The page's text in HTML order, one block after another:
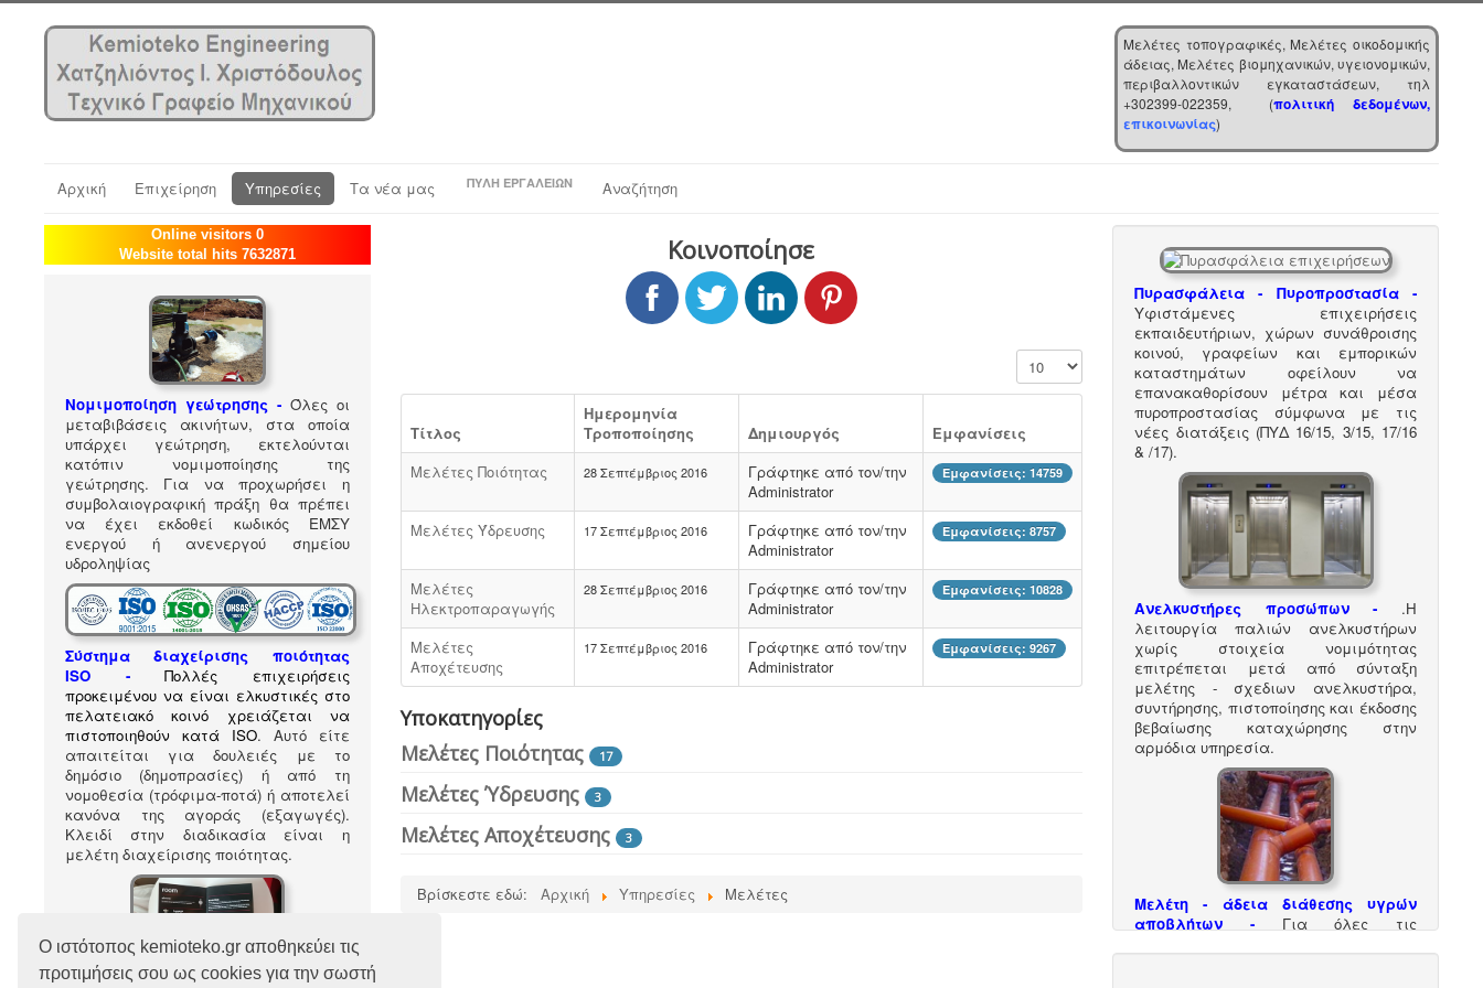
Ο ιστότοπος kemioteko.gr αποθηκεύει τις
προτιμήσεις σου ως cookies για την σωστή
Μελέτες τοπογραφικές, Μελέτες οικοδομικής
άδειας, Μελέτες βιομηχανικών, υγειονομικών,
περιβαλλοντικών εγκαταστάσεων, τηλ
+302399-022359, (πολιτική δεδομένων,
επικοινωνίας)
Αρχική Επιχείρηση Υπηρεσίες Τα νέα μας ΠΎΛΗ ΕΡΓΑΛΕΊΩΝ Αναζήτηση
Online visitors 0
Website total hits 7632871
Νομιμοποίηση γεώτρησης - Όλες οι
μεταβιβάσεις ακινήτων, στα οποία
υπάρχει γεώτρηση, εκτελούνται
κατόπιν νομιμοποίησης της
γεώτρησης. Για να προχωρήσει η
συμβολαιογραφική πράξη θα πρέπει
να έχει εκδοθεί κωδικός ΕΜΣΥ
ενεργού ή ανενεργού σημείου
υδροληψίας
Σύστημα διαχείρισης ποιότητας
ISO
-Πολλές επιχειρήσεις
προκειμένου να είναι ελκυστικές στο
πελατειακό κοινό χρειάζεται να
πιστοποιηθούν κατά ISO. Αυτό είτε
απαιτείται για δουλειές με το
δημόσιο (δημοπρασίες) ή από τη
νομοθεσία (τρόφιμα-ποτά) ή αποτελεί
κανόνα της αγοράς (εξαγωγές).
Κλειδί στην διαδικασία είναι η
μελέτη διαχείρισης ποιότητας.
Κανονισμός λειτουργίας
Κοινοποίησε
Εμφάνιση #
Τίτλος
Ημερομηνία
Τροποποίησης
Δημιουργός
Εμφανίσεις
Μελέτες Ποιότητας
28 Σεπτέμβριος 2016
Γράφτηκε από τον/την
Administrator
Εμφανίσεις: 14759
Μελέτες Ύδρευσης 17 Σεπτέμβριος 2016
Γράφτηκε από τον/την
Administrator
Εμφανίσεις: 8757
Μελέτες
Ηλεκτροπαραγωγής
28 Σεπτέμβριος 2016
Γράφτηκε από τον/την
Administrator
Εμφανίσεις: 10828
Μελέτες
Αποχέτευσης
17 Σεπτέμβριος 2016
Γράφτηκε από τον/την
Administrator
Εμφανίσεις: 9267
Υποκατηγορίες
Μελέτες Ποιότητας
17
Μελέτες Ύδρευσης 3
Μελέτες Αποχέτευσης 3
Βρίσκεστε εδώ: Αρχική Υπηρεσίες Μελέτες
Πυρασφάλεια - Πυροπροστασία -
Υφιστάμενες επιχειρήσεις
εκπαιδευτήριων, χώρων συνάθροισης
κοινού, γραφείων και εμπορικών
καταστημάτων οφείλουν να
επανακαθορίσουν μέτρα και μέσα
πυροπροστασίας σύμφωνα με τις
νέες διατάξεις (ΠΥΔ 16/15, 3/15, 17/16
& /17).
Ανελκυστήρες προσώπων - .Η
λειτουργία παλιών ανελκυστήρων
χωρίς στοιχεία νομιμότητας
επιτρέπεται μετά από σύνταξη
μελέτης - σχεδιων ανελκυστήρα,
συντήρησης, πιστοποίησης και έκδοσης
βεβαίωσης καταχώρησης στην
αρμόδια υπηρεσία.
Μελέτη - άδεια διάθεσης υγρών
αποβλήτων -
Για όλες τις